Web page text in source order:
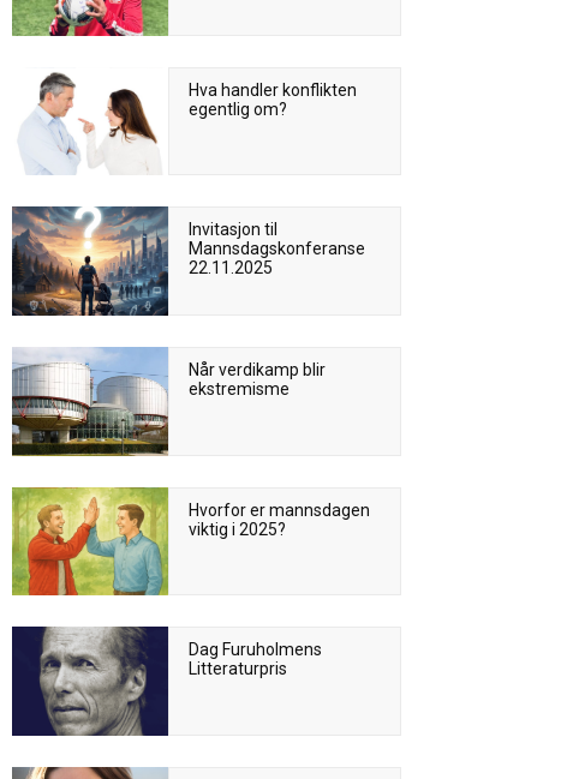
Hva handler konflikten
egentlig om?
Invitasjon til
Mannsdagskonferanse
22.11.2025
Når verdikamp blir
ekstremisme
Hvorfor er mannsdagen
viktig i 2025?
Dag Furuholmens
Litteraturpris